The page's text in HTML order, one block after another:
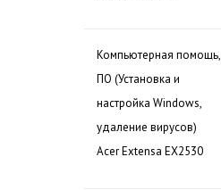
Компьютерная помощь,
ПО (Установка и
настройка Windows,
удаление вирусов)
Acer Extensa EX2530